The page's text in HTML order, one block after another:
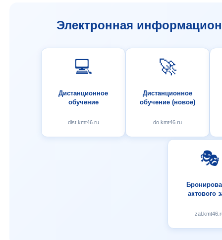
Электронная
💻
Дистанционное
обучение
dist.kmt46.ru
🚀
Дистанционное
обучение (новое)
do.kmt46.ru
🎭
актового